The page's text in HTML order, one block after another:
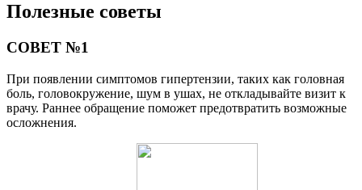
Полезные советы
СОВЕТ №1
При появлении симптомов гипертензии, таких как головная
боль, головокружение, шум в ушах, не откладывайте визит к
врачу. Раннее обращение поможет предотвратить возможные
осложнения.